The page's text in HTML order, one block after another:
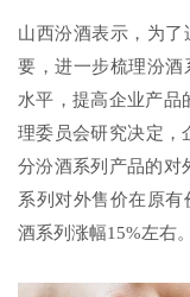
山西汾酒表示，为
要，进一步梳理汾酒
水平，提高企业产品
理委员会研究决定，
分汾酒系列产品的对
系列对外售价在原有
酒系列涨幅15%左右。